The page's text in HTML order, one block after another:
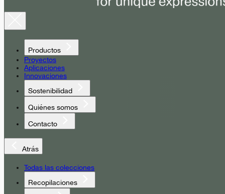
Productos
Proyectos
Aplicaciones
Innovaciones
Sostenibilidad
Quiénes somos
Contacto
Atrás
Todas las colecciones
Recopilaciones